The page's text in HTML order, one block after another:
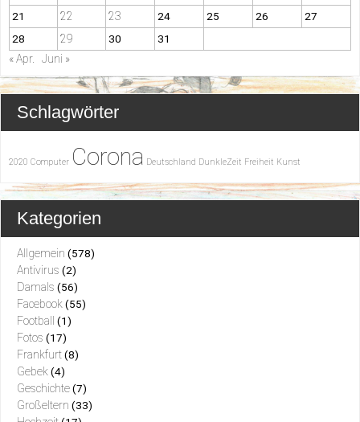
21 22 23 24 25 26
27
28
29 30 31
« Apr. Juni »
Schlagwörter
2020 Computer Corona Deutschland DunkleZeit Freiheit Kunst
Kategorien
Allgemein (578)
Antivirus (2)
Damals (56)
Facebook (55)
Football (1)
Fotos (17)
Frankfurt (8)
Gebek (4)
Geschichte (7)
Großeltern (33)